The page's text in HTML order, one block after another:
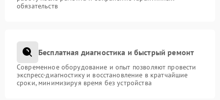
обязательств
Бесплатная диагностика и быстрый ремонт
Современное оборудование и опыт позволяют провести
экспресс-диагностику и восстановление в кратчайшие
сроки, минимизируя время без устройства